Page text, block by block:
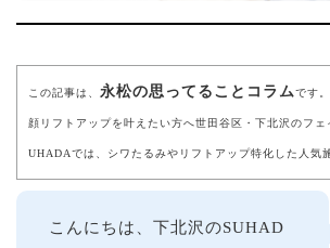
この記事は、 永松の思ってることコラムです
顔リフトアップを叶えたい方へ世田谷区・下北沢のフェ
UHADAでは、シワたるみやリフトアップ特化した人気
こんにちは、下北沢のSUHAD